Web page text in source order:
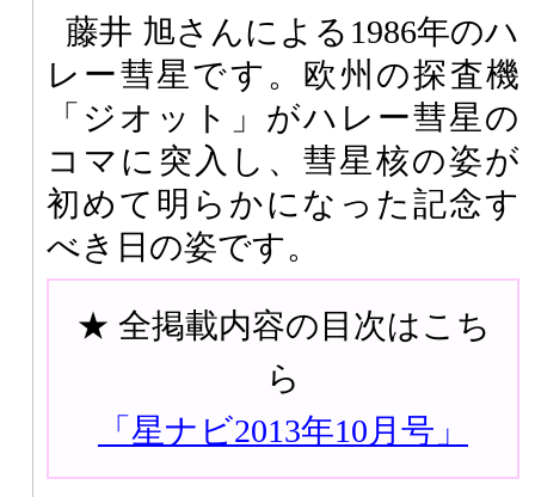
藤井 旭さんによる1986年のハ
レー彗星です。欧州の探査機
「ジオット」がハレー彗星の
コマに突入し、彗星核の姿が
初めて明らかになった記念す
べき日の姿です。
★ 全掲載内容の目次はこち
ら
「星ナビ2013年10月号」